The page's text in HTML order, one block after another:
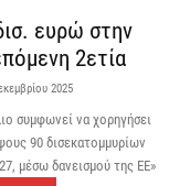
ευρώ στην
2ετία
2025
συμφωνεί να χορηγήσει
90 δισεκατομμυρίων
μέσω δανεισμού της ΕΕ»